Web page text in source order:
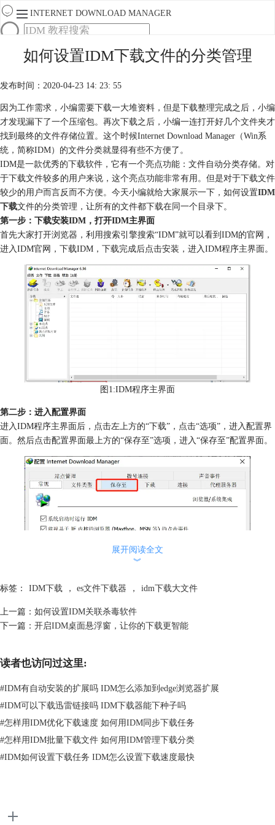
INTERNET DOWNLOAD MANAGER
服务
购买
如何设置IDM下载文件的分类管理
发布时间：2020-04-23 14: 23: 55
因为工作需求，小编需要下载一大堆资料，但是下载整理完成之后，小编
才发现漏下了一个压缩包。再次下载之后，小编一连打开好几个文件夹才
找到最终的文件存储位置。这个时候Internet Download Manager（Win系
统，简称IDM）的文件分类就显得有些不方便了。
IDM是一款优秀的下载软件，它有一个亮点功能：文件自动分类存储。对
于下载文件较多的用户来说，这个亮点功能非常有用。但是对于下载文件
较少的用户而言反而不方便。今天小编就给大家展示一下，如何设置IDM
下载文件的分类管理，让所有的文件都下载在同一个目录下。
第一步：下载安装IDM，打开IDM主界面
首先大家打开浏览器，利用搜索引擎搜索“IDM”就可以看到IDM的官网，
进入IDM官网，下载IDM，下载完成后点击安装，进入IDM程序主界面。
图1:IDM程序主界面
第二步：进入配置界面
进入IDM程序主界面后，点击左上方的“下载”，点击“选项”，进入配置界
面。然后点击配置界面最上方的“保存至”选项，进入“保存至”配置界面。
图2：IDM配置界面
展开阅读全文
︾
标签： IDM下载 ， es文件下载器 ， idm下载大文件
上一篇： 如何设置IDM关联杀毒软件
下一篇： 开启IDM桌面悬浮窗，让你的下载更智能
读者也访问过这里:
#IDM有自动安装的扩展吗 IDM怎么添加到edge浏览器扩展
#IDM可以下载迅雷链接吗 IDM下载器能下种子吗
#怎样用IDM优化下载速度 如何用IDM同步下载任务
#怎样用IDM批量下载文件 如何用IDM管理下载分类
#IDM如何设置下载任务 IDM怎么设置下载速度最快